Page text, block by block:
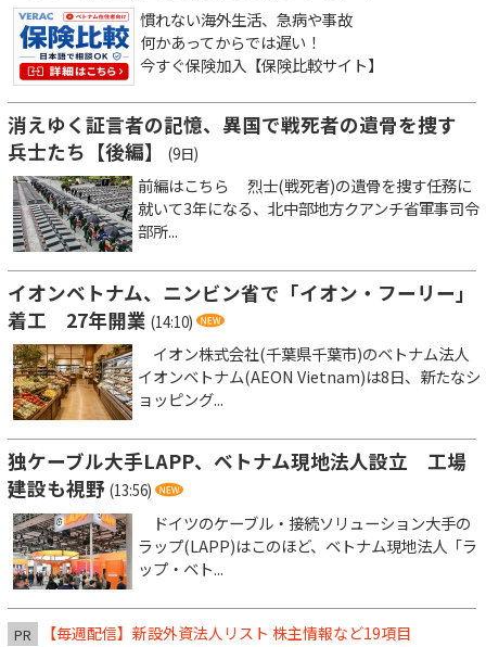
慣れない海外生活、急病や事故
何かあってからでは遅い！
今すぐ保険加入【保険比較サイト】
消えゆく証言者の記憶、異国で戦死者の遺骨を捜す
兵士たち【後編】
(9日)
前編はこちら 烈士(戦死者)の遺骨を捜す任務に
就いて3年になる、北中部地方クアンチ省軍事司令
部所...
イオンベトナム、ニンビン省で「イオン・フーリー」
着工 27年開業 (14:10)
イオン株式会社(千葉県千葉市)のベトナム法人
イオンベトナム(AEON Vietnam)は8日、新たなシ
ョッピング...
独ケーブル大手LAPP、ベトナム現地法人設立 工場
建設も視野 (13:56)
ドイツのケーブル・接続ソリューション大手の
ラップ(LAPP)はこのほど、ベトナム現地法人「ラ
ップ・ベト...
PR 【毎週配信】新設外資法人リスト 株主情報など19項目